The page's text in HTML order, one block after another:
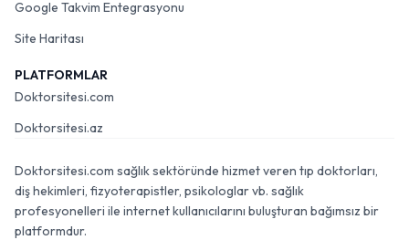
Google Takvim Entegrasyonu
Site Haritası
PLATFORMLAR
Doktorsitesi.com
Doktorsitesi.az
Doktorsitesi.com sağlık sektöründe hizmet veren tıp doktorları,
diş hekimleri, fizyoterapistler, psikologlar vb. sağlık
profesyonelleri ile internet kullanıcılarını buluşturan bağımsız bir
platformdur.